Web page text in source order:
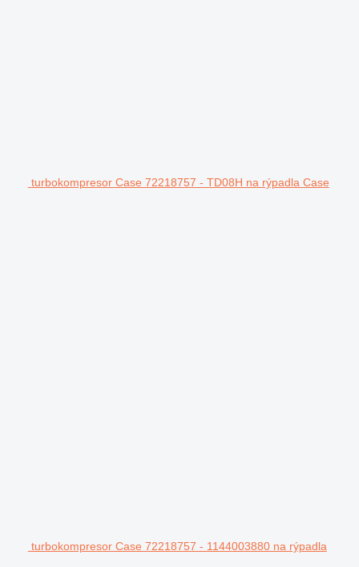
turbokompresor Case 72218757 - TD08H na rýpadla Case
turbokompresor Case 72218757 - 1144003880 na rýpadla